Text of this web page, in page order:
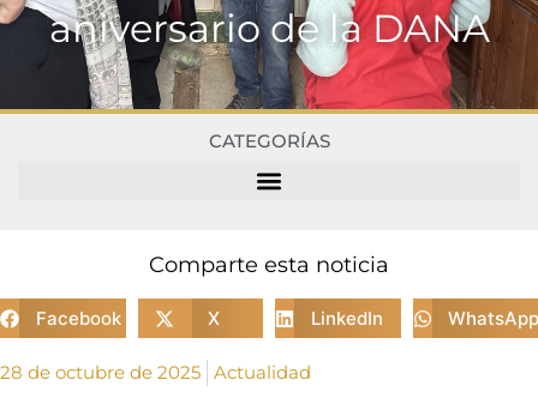
aniversario de la DANA
CATEGORÍAS
Comparte esta noticia
Facebook X LinkedIn WhatsApp
28 de octubre de 2025 Actualidad